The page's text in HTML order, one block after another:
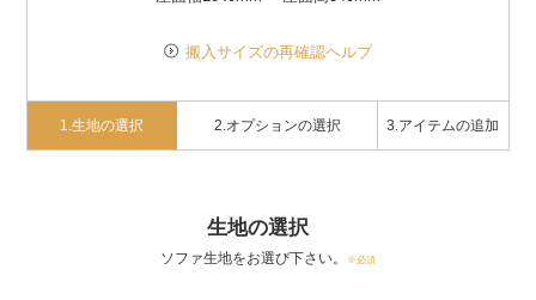
搬入サイズの再確認ヘルプ
1.生地の選択 2.オプションの選択 3.アイテムの追加
生地の選択
ソファ生地をお選び下さい。 ※必須